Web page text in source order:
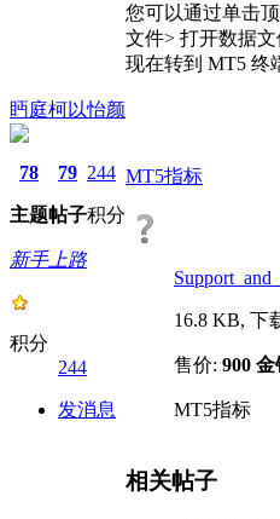
眄庭柯以怡颜
78
主题
79
帖子
244
积分
新手上路
积分
244
发消息
您可以通过单击
文件> 打开数据
现在转到 MT5 终
MT5指标
16.8 KB, 下
售价: 900 金
MT5指标
相关帖子